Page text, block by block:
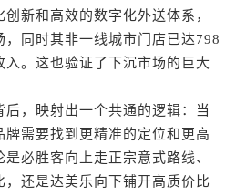
新和高效的数字化外送体系，
，同时其非一线城市门店已达798
入。这也验证了下沉市场的巨大
，映射出一个共通的逻辑：当
需要找到更精准的定位和更高
必胜客向上走正宗意式路线、
还是达美乐向下铺开高质价比